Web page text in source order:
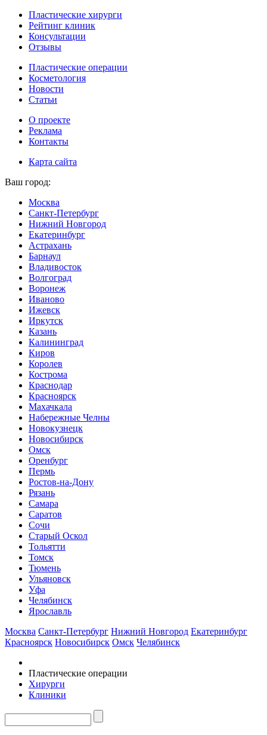
Пластические хирурги
Рейтинг клиник
Консультации
Отзывы
Пластические операции
Косметология
Новости
Статьи
О проекте
Реклама
Контакты
Карта сайта
Ваш город:
Москва
Санкт-Петербург
Нижний Новгород
Екатеринбург
Астрахань
Барнаул
Владивосток
Волгоград
Воронеж
Иваново
Ижевск
Иркутск
Казань
Калининград
Киров
Королев
Кострома
Краснодар
Красноярск
Махачкала
Набережные Челны
Новокузнецк
Новосибирск
Омск
Оренбург
Пермь
Ростов-на-Дону
Рязань
Самара
Саратов
Сочи
Старый Оскол
Тольятти
Томск
Тюмень
Ульяновск
Уфа
Челябинск
Ярославль
Москва Санкт-Петербург Нижний Новгород Екатеринбург
Красноярск Новосибирск Омск Челябинск
Пластические операции
Хирурги
Клиники